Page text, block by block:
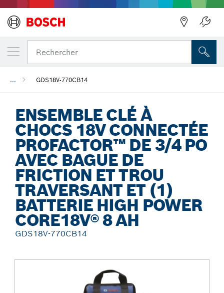
Rechercher
... GDS18V-770CB14
ENSEMBLE CLÉ À
CHOCS 18V CONNECTÉE
PROFACTOR™ DE 3/4 PO
AVEC BAGUE DE
FRICTION ET TROU
TRAVERSANT ET (1)
BATTERIE HIGH POWER
CORE18V® 8 AH
GDS18V-770CB14